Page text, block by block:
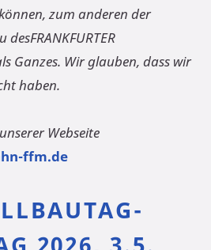
zum anderen der
Ganzes. Wir glauben, dass wir
haben.
Webseite
ffm.de